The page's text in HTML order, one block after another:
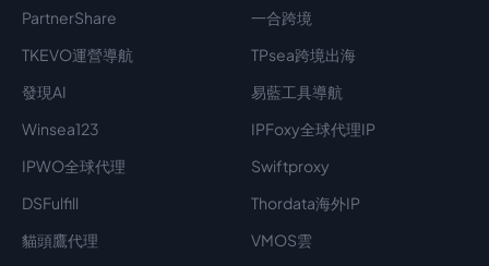
PartnerShare
一合跨境
TKEVO運營導航
TPsea跨境出海
發現AI
易藍工具導航
Winsea123
IPFoxy全球代理IP
IPWO全球代理
Swiftproxy
DSFulfill
Thordata海外IP
貓頭鷹代理
VMOS雲